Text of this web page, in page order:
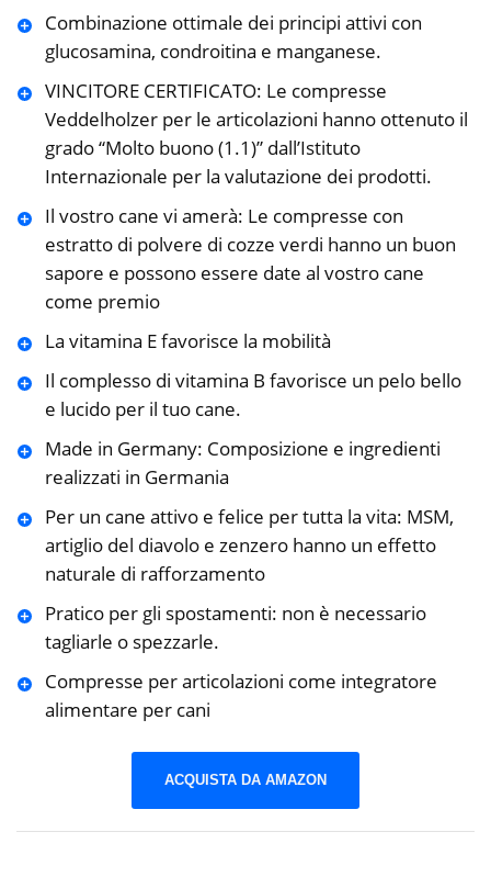
Combinazione ottimale dei principi attivi con
glucosamina, condroitina e manganese.
VINCITORE CERTIFICATO: Le compresse
Veddelholzer per le articolazioni hanno ottenuto il
grado “Molto buono (1.1)” dall’Istituto
Internazionale per la valutazione dei prodotti.
Il vostro cane vi amerà: Le compresse con
estratto di polvere di cozze verdi hanno un buon
sapore e possono essere date al vostro cane
come premio
La vitamina E favorisce la mobilità
Il complesso di vitamina B favorisce un pelo bello
e lucido per il tuo cane.
Made in Germany: Composizione e ingredienti
realizzati in Germania
Per un cane attivo e felice per tutta la vita: MSM,
artiglio del diavolo e zenzero hanno un effetto
naturale di rafforzamento
Pratico per gli spostamenti: non è necessario
tagliarle o spezzarle.
Compresse per articolazioni come integratore
alimentare per cani
ACQUISTA DA AMAZON